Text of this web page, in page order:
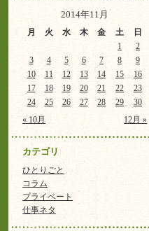
2014年11月
月 火 水 木 金 土 日
« 10月 12月 »
1
2
3
4 5 6 7 8
9
10
11 12 13 14 15
16
17
18 19 20 21 22
23
24
25 26 27 28 29 30
カテゴリ
ひとりごと
コラム
プライベート
仕事ネタ